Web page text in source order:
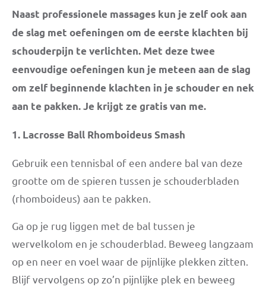
Naast professionele massages kun je zelf ook aan
de slag met oefeningen om de eerste klachten bij
schouderpijn te verlichten. Met deze twee
eenvoudige oefeningen kun je meteen aan de slag
om zelf beginnende klachten in je schouder en nek
aan te pakken. Je krijgt ze gratis van me.
1. Lacrosse Ball Rhomboideus Smash
Gebruik een tennisbal of een andere bal van deze
grootte om de spieren tussen je schouderbladen
(rhomboideus) aan te pakken.
Ga op je rug liggen met de bal tussen je
wervelkolom en je schouderblad. Beweeg langzaam
op en neer en voel waar de pijnlijke plekken zitten.
Blijf vervolgens op zo’n pijnlijke plek en beweeg